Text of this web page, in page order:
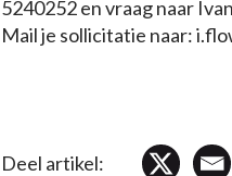
5240252 en vraag naar
Mail je sollicitatie naar:
Deel artikel: